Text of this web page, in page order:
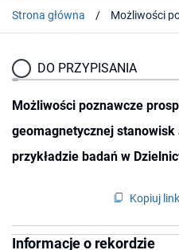
Strona główna
DO PRZYPISANIA
Możliwości poznawcze
geomagnetycznej stanowisk
przykładzie badań w
Kopiuj
Informacje o rekordzie